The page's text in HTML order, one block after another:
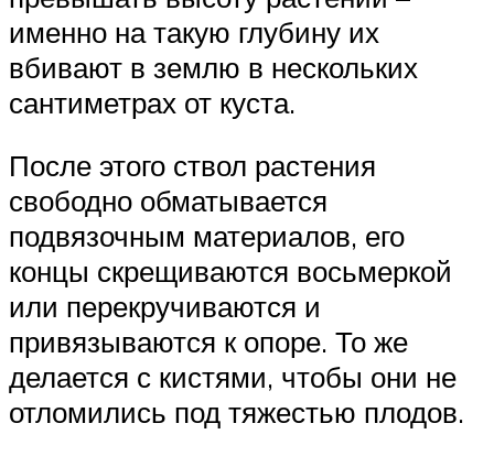
именно на такую глубину их
вбивают в землю в нескольких
сантиметрах от куста.
После этого ствол растения
свободно обматывается
подвязочным материалов, его
концы скрещиваются восьмеркой
или перекручиваются и
привязываются к опоре. То же
делается с кистями, чтобы они не
отломились под тяжестью плодов.